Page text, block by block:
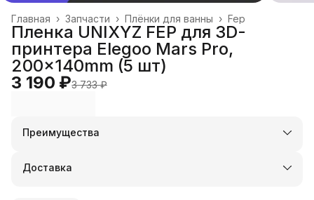
Fep
Плёнки для ванны ›
Запчасти ›
Главная ›
Пленка UNIXYZ FEP для 3D-
принтера Elegoo Mars Pro,
200x140mm (5 шт)
3 190 ₽3 733 ₽
Преимущества
Оплата частями в Сплит
Удобный возврат
Доставка